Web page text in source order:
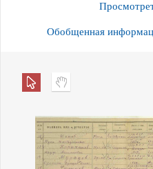
Обобщенная